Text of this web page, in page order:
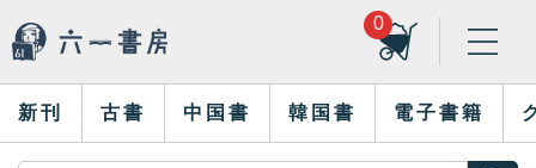
0
新刊 古書 中国書 韓国書 電子書籍